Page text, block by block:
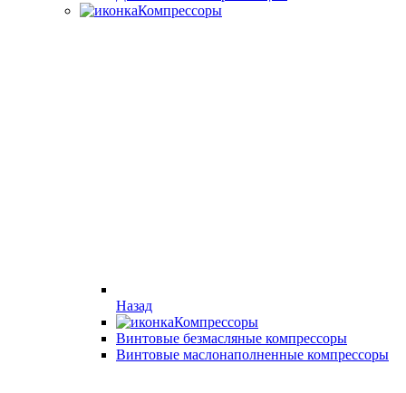
Компрессоры
Назад
Компрессоры
Винтовые безмасляные компрессоры
Винтовые маслонаполненные компрессоры